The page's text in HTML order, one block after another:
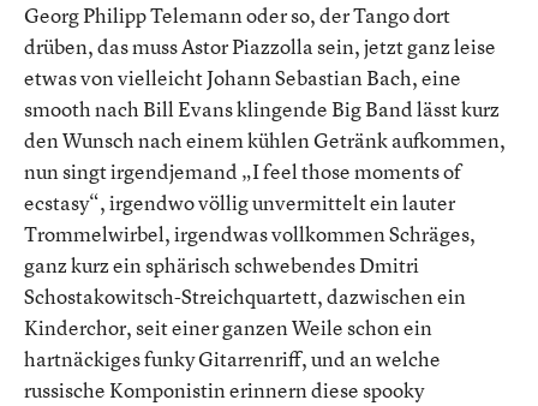
Georg Philipp Telemann oder so, der Tango dort
drüben, das muss Astor Piazzolla sein, jetzt ganz leise
etwas von vielleicht Johann Sebastian Bach, eine
smooth nach Bill Evans klingende Big Band lässt kurz
den Wunsch nach einem kühlen Getränk aufkommen,
nun singt irgendjemand „I feel those moments of
ecstasy“, irgendwo völlig unvermittelt ein lauter
Trommelwirbel, irgendwas vollkommen Schräges,
ganz kurz ein sphärisch schwebendes Dmitri
Schostakowitsch-Streichquartett, dazwischen ein
Kinderchor, seit einer ganzen Weile schon ein
hartnäckiges funky Gitarrenriff, und an welche
russische Komponistin erinnern diese spooky